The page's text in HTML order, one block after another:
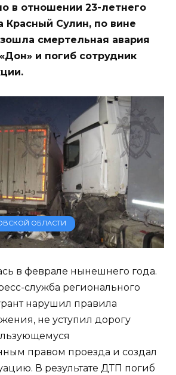
в отношении 23-летнего
Красный Сулин, по вине
смертельная авария
и погиб сотрудник
ОБЛАСТИ
в феврале нынешнего года.
служба регионального
нарушил правила
не уступил дорогу
правом проезда и создал
В результате ДТП погиб